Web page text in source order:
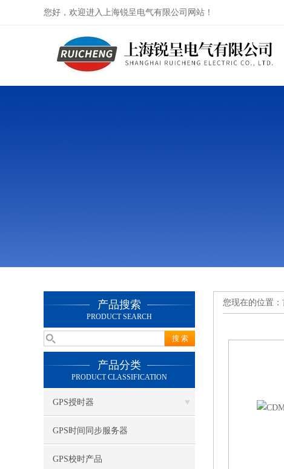
您好，欢迎进入上海锐呈电气有限公司网站！
产品搜索
PRODUCT SEARCH
产品分类
PRODUCT CLASSIFICATION
GPS授时器
GPS时间同步服务器
GPS校时产品
您现在的位置：